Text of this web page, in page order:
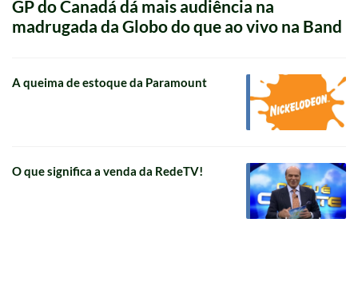
GP do Canadá dá mais audiência na
madrugada da Globo do que ao vivo na Band
A queima de estoque da Paramount
O que significa a venda da RedeTV!